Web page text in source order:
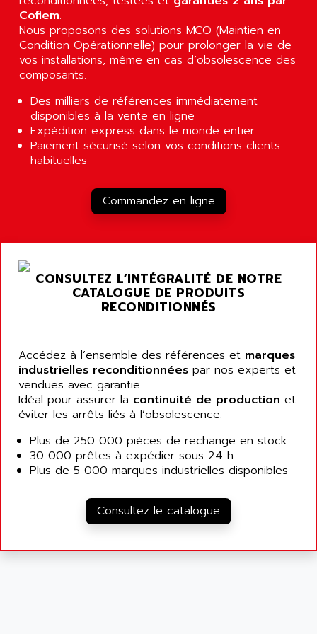
SINAMICS
TI 500
BUM 60
APP
REOVIB
TESYS K
MULTI DIGITAL
UNIDRIVE SP
SIMATIC BOX PC 620
PROVIT 2000
GP3000 SERIES
MAC112
SINUMERIK 840DI
ARGUS
XL200
SINUMERIK 840D
ALTIVAR 5
ASEDO
ASEM
ASERTI ELECTRONIC
ASG
ASGS
ASIAITALIA
ASKCO
ASKCO UPS
ASP AUTOMATIONSTECHNIK
ASSELIN
ASSEMTECH
ASSY
AST
ASTAR
ASTEC
ASTRODESIGN
ASTROSYSTEMS
AT&SMLBNA
Cofiem.
Nous proposons des solutions MCO (Maintien en
Condition Opérationnelle) pour prolonger la vie de
vos installations, même en cas d’obsolescence des
composants.
Des milliers de références immédiatement
disponibles à la vente en ligne
Expédition express dans le monde entier
Paiement sécurisé selon vos conditions clients
habituelles
Commandez en ligne
CONSULTEZ L’INTÉGRALITÉ DE NOTRE
CATALOGUE DE PRODUITS
RECONDITIONNÉS
Accédez à l’ensemble des références et marques
industrielles reconditionnées par nos experts et
vendues avec garantie.
Idéal pour assurer la continuité de production et
éviter les arrêts liés à l’obsolescence.
Plus de 250 000 pièces de rechange en stock
30 000 prêtes à expédier sous 24 h
Plus de 5 000 marques industrielles disponibles
Consultez le catalogue